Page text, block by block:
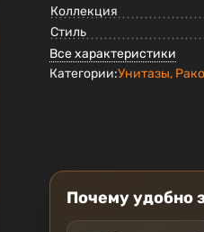
Коллекция
Стиль
Все характеристики
Категории:Унитазы,
Почему удобно